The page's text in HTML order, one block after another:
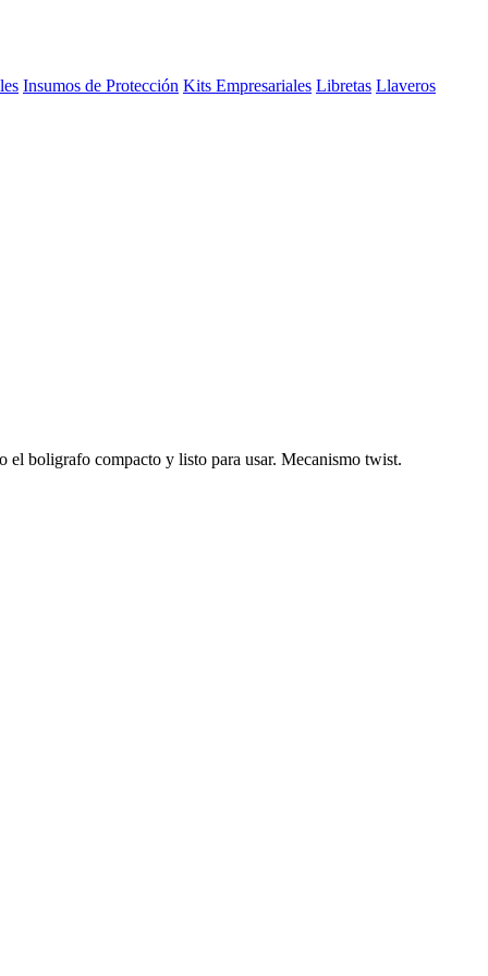
Insumos de Protección Kits Empresariales Libretas Llaveros
el boligrafo compacto y listo para usar. Mecanismo twist.